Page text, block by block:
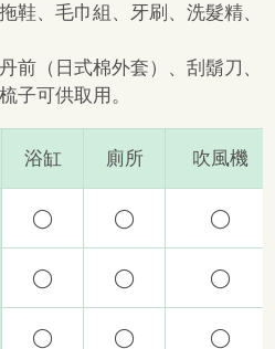
鞋、毛巾組、牙刷、洗髮精、
前（日式棉外套）、刮鬍刀、
子可供取用。
浴缸​ 廁所​ 吹風機
◯ ◯ ◯
◯ ◯ ◯
◯ ◯ ◯